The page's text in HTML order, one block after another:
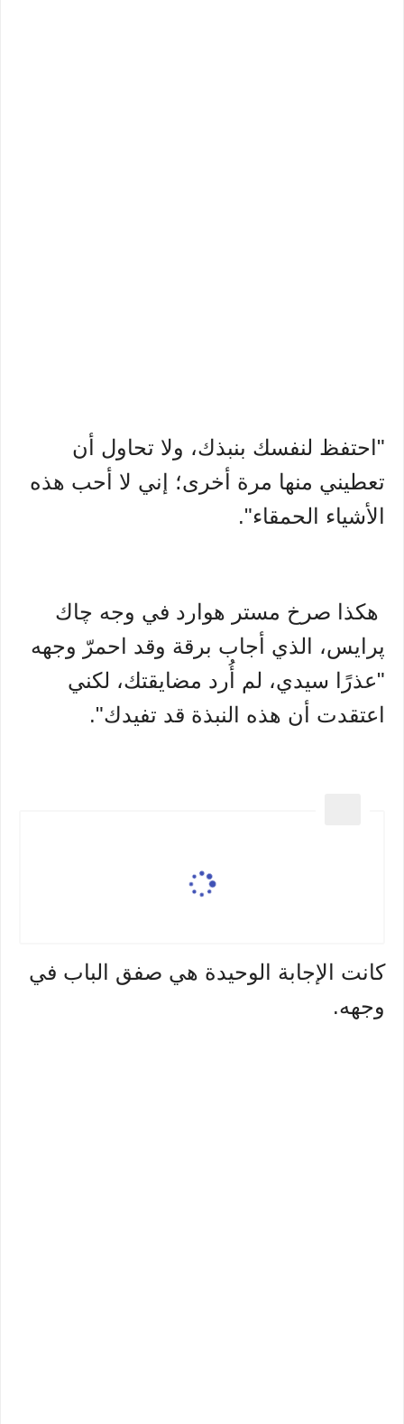
"احتفظ لنفسك بنبذك، ولا تحاول أن
تعطيني منها مرة أخرى؛ إني لا أحب هذه
الأشياء الحمقاء".
هكذا صرخ مستر هوارد في وجه چاك
پرايس، الذي أجاب برقة وقد احمرّ وجهه
"عذرًا سيدي، لم أُرد مضايقتك، لكني
اعتقدت أن هذه النبذة قد تفيدك".
كانت الإجابة الوحيدة هي صفق الباب في
وجهه.